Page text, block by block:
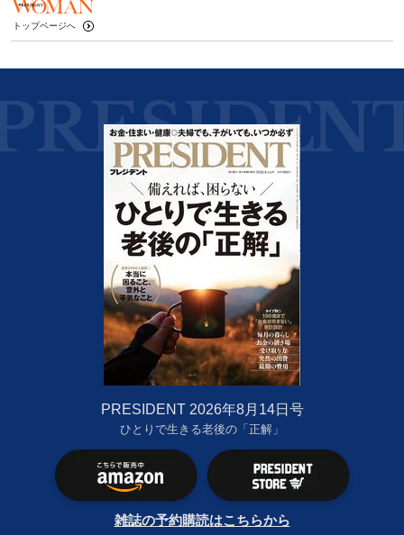
トップページへ
PRESIDENT 2026年8月14日号
ひとりで生きる老後の「正解」
雑誌の予約購読はこちらから